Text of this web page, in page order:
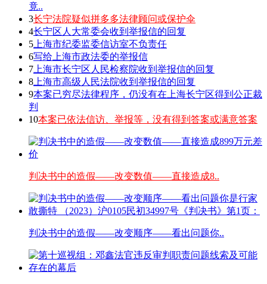
竟..
3长宁法院疑似拼多多法律顾问或保护伞
4长宁区人大常委会收到举报信的回复
5 上海市纪委监委信访室不负责任
6写给上海市政法委的举报信
7 上海市长宁区人民检察院收到举报信的回复
8 上海市高级人民法院收到举报信的回复
9本案已穷尽法律程序，仍没有在上海长宁区得到公正裁
判
10本案已依法信访、举报等，没有得到答案或满意答案
判决书中的造假——改变数值——直接造成8..
判决书中的造假——改变顺序——看出问题你..